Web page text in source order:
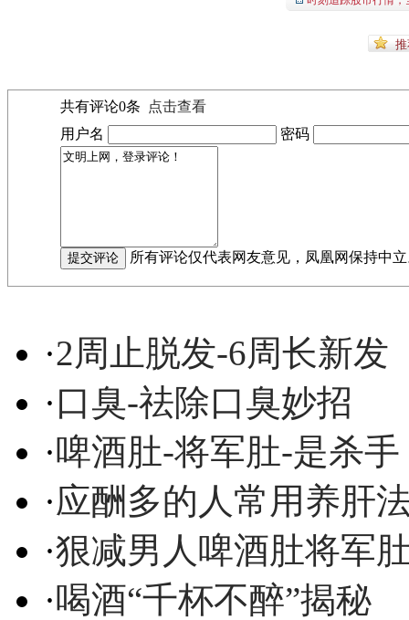
共有评论0条
点击查看
用户名
密码
所有评论仅代表网友意见，凤凰网保持中
·2周止脱发-6周长新发
·口臭-祛除口臭妙招
·啤酒肚-将军肚-是杀手
·应酬多的人常用养肝
·狠减男人啤酒肚将军
·喝酒“千杯不醉”揭秘